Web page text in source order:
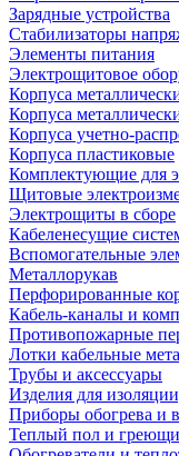
Зарядные устройства
Стабилизаторы
Элементы питания
Электрощитовое
Корпуса
Корпуса
Корпуса учетно-
Корпуса пластиковые
Комплектующие для
Щитовые
Электрощиты в сборе
Кабеленесущие
Вспомогательные
Металлорукав
Перфорированные
Кабель-каналы и
Противопожарные
Лотки кабельные
Трубы и аксессуары
Изделия для
Приборы обогрева и
Теплый пол и